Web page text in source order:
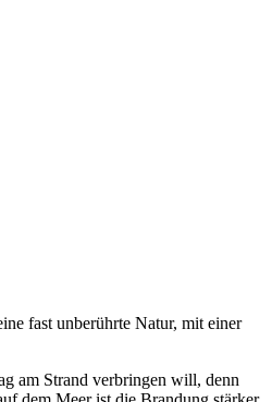
fast unberührte Natur, mit einer
am Strand verbringen will, denn